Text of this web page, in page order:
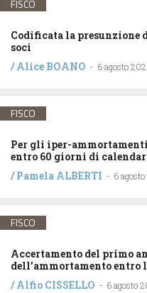
FISCO
Codificata la
soci
/Alice BOANO - 6 agosto
FISCO
Per gli iper-
entro 60 giorni di
/Pamela ALBERTI - 6
FISCO
Accertamento del primo
dell’ammortamento entro
/Alfio CISSELLO - 6 agosto